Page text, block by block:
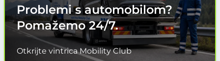
Problemi s automobilom?
Pomažemo24/7.
Otkrijte vintrica Mobility Club